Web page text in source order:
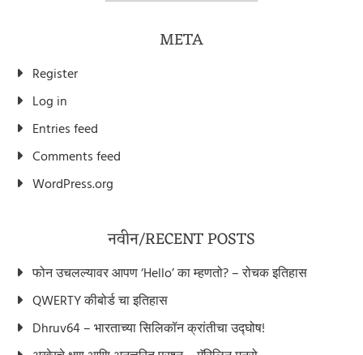
META
Register
Log in
Entries feed
Comments feed
WordPress.org
नवीन/RECENT POSTS
फोन उचलल्यावर आपण ‘Hello’ का म्हणतो? – रोचक इतिहास
QWERTY कीबोर्ड चा इतिहास
Dhruv64 – भारताच्या सिलिकॉन क्रांतीचा उद्घोष!